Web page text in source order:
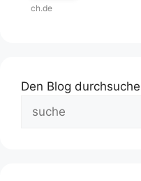
ch.de
Den Blog